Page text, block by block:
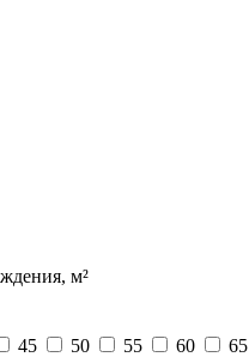
м²
45 50 55 60 65